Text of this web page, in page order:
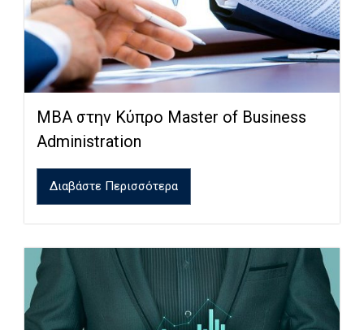
MBA στην Κύπρο Master of Business
Administration
Διαβάστε Περισσότερα